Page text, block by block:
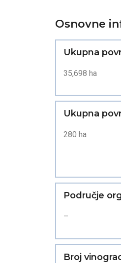
Osnovne
Ukupna
35,698 ha
Ukupna
280 ha
Područje
–
Broj